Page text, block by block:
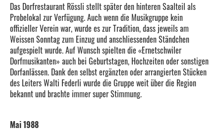
Das Dorfrestaurant Rössli stellt später den hinteren Saalteil als
Probelokal zur Verfügung. Auch wenn die Musikgruppe kein
offizieller Verein war, wurde es zur Tradition, dass jeweils am
Weissen Sonntag zum Einzug und anschliessenden Ständchen
aufgespielt wurde. Auf Wunsch spielten die «Ernetschwiler
Dorfmusikanten» auch bei Geburtstagen, Hochzeiten oder sonstigen
Dorfanlässen. Dank den selbst ergänzten oder arrangierten Stücken
des Leiters Walti Federli wurde die Gruppe weit über die Region
bekannt und brachte immer super Stimmung.
Mai 1988